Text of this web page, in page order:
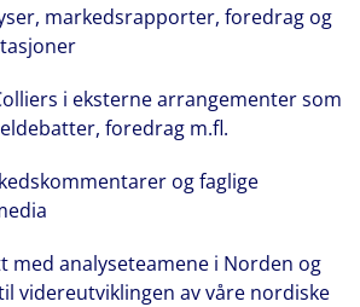
markedsrapporter, foredrag og
i eksterne arrangementer som
foredrag m.fl.
og faglige
med analyseteamene i Norden og
videreutviklingen av våre nordiske